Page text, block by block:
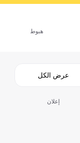
هبوط
عرض الكل
إعلان